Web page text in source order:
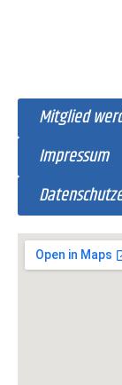
Mitglied
Impressum